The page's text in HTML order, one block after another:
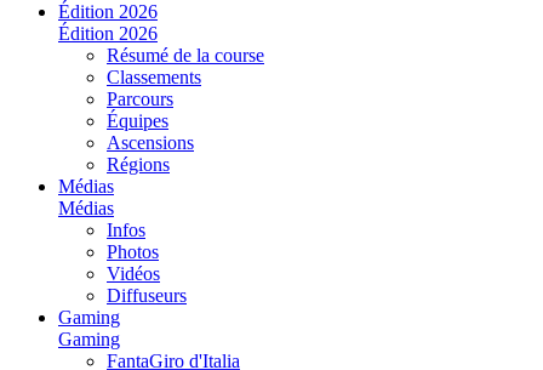
Édition 2026
Édition 2026
Résumé de la course
Classements
Parcours
Équipes
Ascensions
Régions
Médias
Médias
Infos
Photos
Vidéos
Diffuseurs
Gaming
Gaming
FantaGiro d'Italia